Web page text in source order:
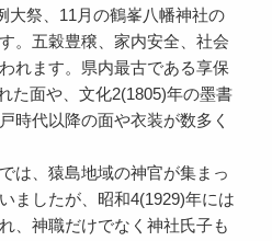
大祭、11月の鶴峯八幡神社の
。五穀豊穣、家内安全、社会
れます。県内最古である享保
た面や、文化2(1805)年の墨書
時代以降の面や衣装が数多く
は、猿島地域の神官が集まっ
ましたが、昭和4(1929)年には
、神職だけでなく神社氏子も